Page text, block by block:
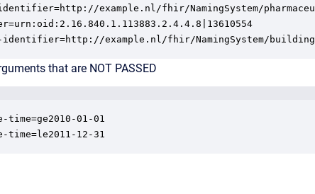
example.nl/fhir/NamingSystem/
identifier=http://example.nl/fhir/NamingSystem/
that are NOT PASSED
01-01
time=le2011-12-31